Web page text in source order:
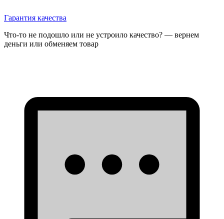
Гарантия качества
Что-то не подошло или не устроило качество? — вернем
деньги или обменяем товар